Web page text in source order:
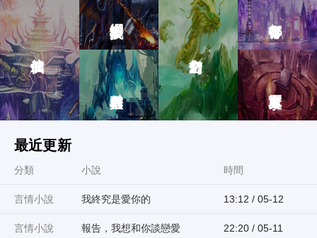
科幻靈異
玄幻奇幻
歷史軍事
最近更新
分類 小說 時間
言情小說 我終究是愛你的 13:12 / 05-12
言情小說 報告，我想和你談戀愛 22:20 / 05-11